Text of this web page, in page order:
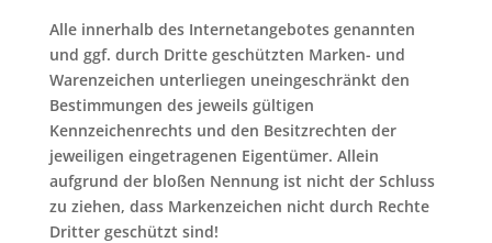
Alle innerhalb des Internetangebotes genannten
und ggf. durch Dritte geschützten Marken- und
Warenzeichen unterliegen uneingeschränkt den
Bestimmungen des jeweils gültigen
Kennzeichenrechts und den Besitzrechten der
jeweiligen eingetragenen Eigentümer. Allein
aufgrund der bloßen Nennung ist nicht der Schluss
zu ziehen, dass Markenzeichen nicht durch Rechte
Dritter geschützt sind!